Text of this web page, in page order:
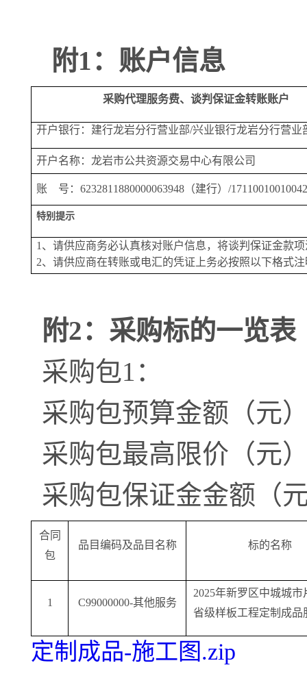
附1：账户信息
采购代理服务费、 谈判 保证金转账账户
开户银行： 建行龙岩分行营业部/兴业银行龙岩分行营业
开户名称：龙岩市公共资源交易中心有限公司
账 号：6232811880000063948（建行）/
特别提示
1、请供应商务必认真核对账户信息，将谈判保证金款
2、请供应商在转账或电汇的凭证上务必按照以下格式
附2：采购标的一览表
采购包1：
采购包预算金额（元
采购包最高限价（元
采购包保证金金额（
合同
包
品目编码及品目名称 标的名称
1 C99000000-其他服务
2025年新罗区中城城市
省级样板工程定制成品
定制成品-施工图.zip